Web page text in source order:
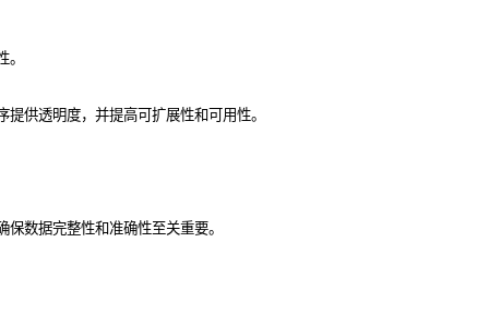
提供透明度，并提高可扩展性和可用性。
数据完整性和准确性至关重要。